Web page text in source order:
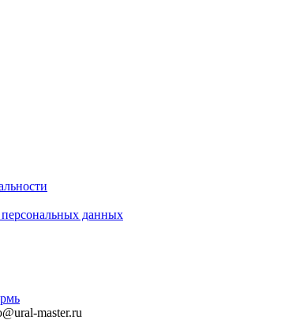
персональных данных
master.ru